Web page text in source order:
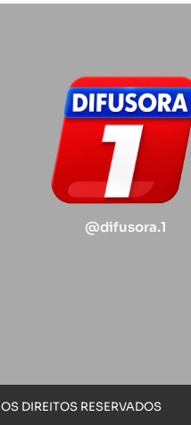
@difusora.1
DIREITOS RESERVADOS